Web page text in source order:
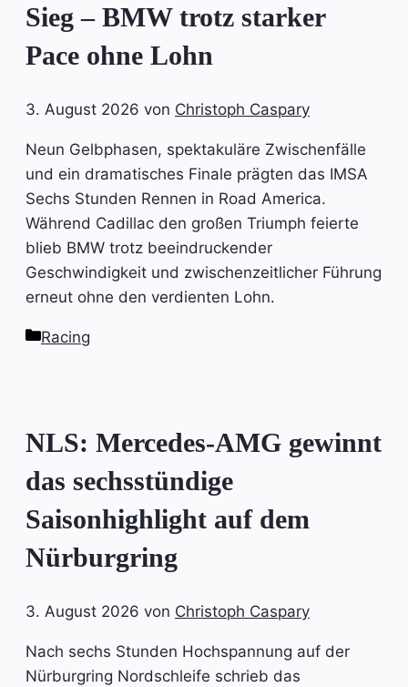
Sieg – BMW trotz starker
Pace ohne Lohn
3. August 2026 von Christoph Caspary
Neun Gelbphasen, spektakuläre Zwischenfälle
und ein dramatisches Finale prägten das IMSA
Sechs Stunden Rennen in Road America.
Während Cadillac den großen Triumph feierte
blieb BMW trotz beeindruckender
Geschwindigkeit und zwischenzeitlicher Führung
erneut ohne den verdienten Lohn.
Kategorien
Racing
NLS: Mercedes-AMG gewinnt
das sechsstündige
Saisonhighlight auf dem
Nürburgring
3. August 2026 von Christoph Caspary
Nach sechs Stunden Hochspannung auf der
Nürburgring Nordschleife schrieb das